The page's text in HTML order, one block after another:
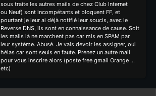
sous traite les autres mails de chez Club Internet
ou Neuf) sont incompétants et bloquent FF, et
pourtant je leur ai déjà notifié leur soucis, avec le
Reverse DNS, ils sont en connaissance de cause. Soit
les mails là ne marchent pas car mis en SPAM par
leur système. Abusé. Je vais devoir les assigner, oui
hélas car sont seuls en faute. Prenez un autre mail
pour vous inscrire alors (poste free gmail Orange ...
etc)